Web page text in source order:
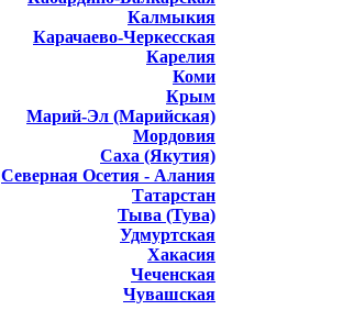
Калмыкия
Карачаево-Черкесская
Карелия
Коми
Крым
Марий-Эл (Марийская)
Мордовия
Саха (Якутия)
Северная Осетия - Алания
Татарстан
Тыва (Тува)
Удмуртская
Хакасия
Чеченская
Чувашская